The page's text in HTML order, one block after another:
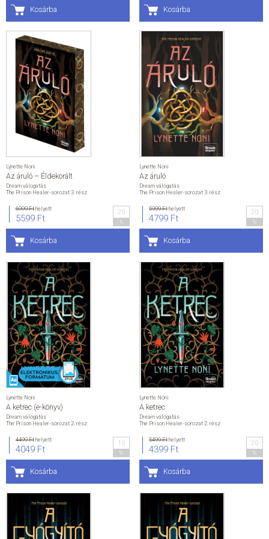
Kosárba Kosárba
Lynette Noni
Az áruló – Éldekorált
Dream válogatás
The Prison Healer-sorozat 3. rész
6999 Fthelyett
5599 Ft
20
Kosárba
Lynette Noni
Az áruló
Dream válogatás
The Prison Healer-sorozat 3. rész
5999 Fthelyett
4799 Ft
20
Kosárba
Lynette Noni
A ketrec (e-könyv)
Dream válogatás
The Prison Healer-sorozat 2. rész
4499 Fthelyett
4049 Ft
10
Kosárba
Lynette Noni
A ketrec
Dream válogatás
The Prison Healer-sorozat 2. rész
5499 Fthelyett
4399 Ft
20
Kosárba